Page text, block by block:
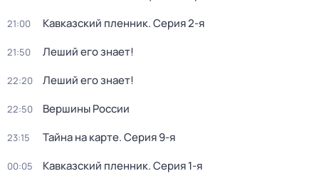
21:00 Кавказский пленник. Серия 2-я
21:50 Леший его знает!
22:20 Леший его знает!
22:50 Вершины России
23:15 Тайна на карте. Серия 9-я
00:05 Кавказский пленник. Серия 1-я